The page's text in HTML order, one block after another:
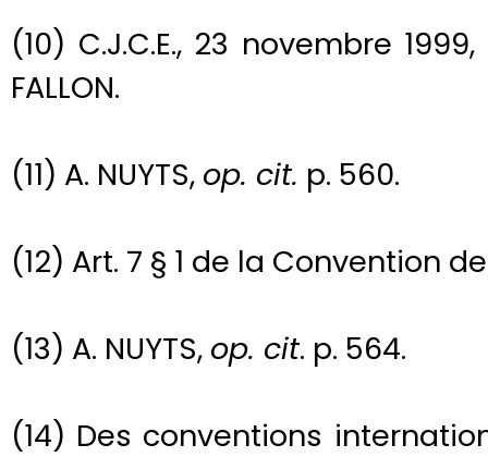
(10) C.J.C.E., 23 novembre 1999,
FALLON.
(11) A. NUYTS, op. cit. p. 560.
(12) Art. 7 § 1 de la Convention
(13) A. NUYTS, op. cit. p. 564.
(14) Des conventions